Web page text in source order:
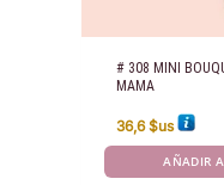
# 308 MINI
MAMA
36,6$us
AÑADIR